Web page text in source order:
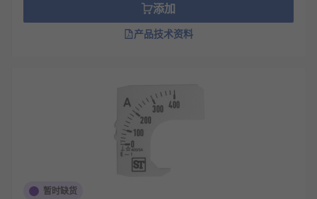
添加
产品技术资料
暂时缺货